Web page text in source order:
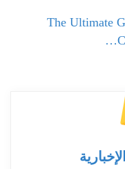
The Ultimate